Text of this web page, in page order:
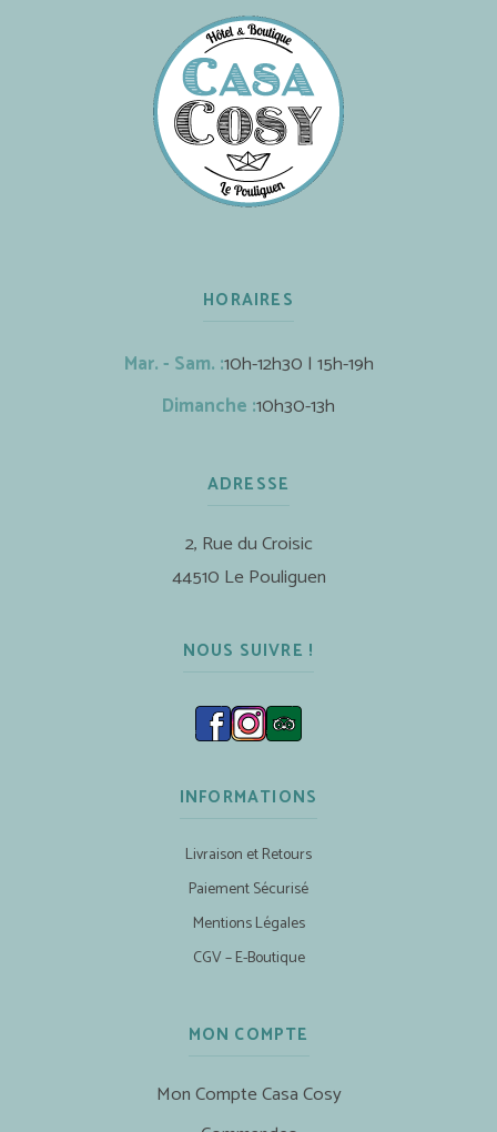
HORAIRES
Mar. - Sam. :10h-12h30 | 15h-19h
Dimanche :10h30-13h
ADRESSE
2, Rue du Croisic
44510 Le Pouliguen
NOUS SUIVRE !
INFORMATIONS
Livraison et Retours
Paiement Sécurisé
Mentions Légales
CGV – E-Boutique
MON COMPTE
Mon Compte Casa Cosy